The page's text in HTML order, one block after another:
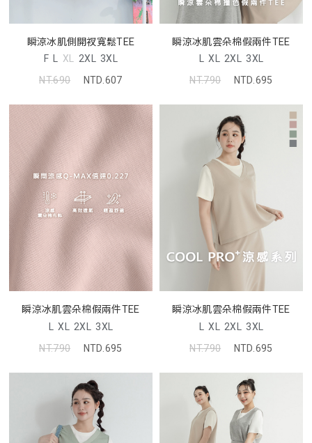
瞬涼冰肌側開衩寬鬆TEE
F L XL 2XL 3XL
NT.690
NTD.607
瞬涼冰肌雲朵棉假兩件TEE
L XL 2XL 3XL
NT.790
NTD.695
瞬涼冰肌雲朵棉假兩件TEE
L XL 2XL 3XL
NT.790
NTD.695
瞬涼冰肌雲朵棉假兩件TEE
L XL 2XL 3XL
NT.790
NTD.695